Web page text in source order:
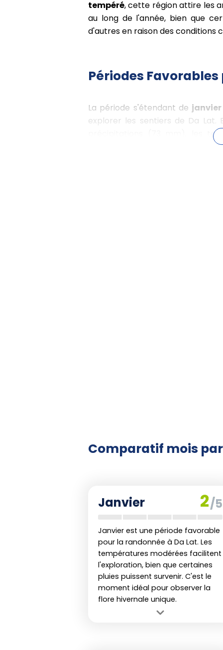
tempéré, cette région attire les
au long de l'année, bien que
d'autres en raison des conditions
Périodes
La période s'étendant de
explorer les sentiers de Da Lat.
précipitations (73 mm), les
possibilité d'observer la
la région sont des atouts
d'août à octobre offrent une
l'année propose des fenêtres
unique.
Conclusion
Pour ceux qui envisagent une
Comparatif mois
Janvier 2/5
Janvier est une période favorable
pour la randonnée à Da Lat. Les
températures modérées facilitent
l'exploration, bien que certaines
pluies puissent survenir. C'est le
moment idéal pour observer la
flore hivernale unique.